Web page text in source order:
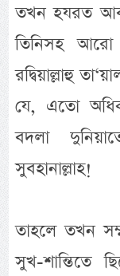
তখন হযরত আবূ
তিনিসহ আরো
রদ্বিয়াল্লাহু
যে, এতো
বদলা
সুবহানাল্লাহ!
তাহলে তখন
সুখ-শান্তিতে